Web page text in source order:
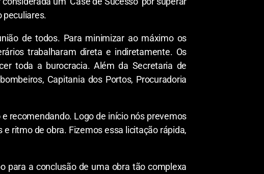
peculiares.
de todos. Para minimizar ao máximo os
trabalharam direta e indiretamente. Os
toda a burocracia. Além da Secretaria de
Capitania dos Portos, Procuradoria
recomendando. Logo de início nós prevemos
ritmo de obra. Fizemos essa licitação rápida,
para a conclusão de uma obra tão complexa